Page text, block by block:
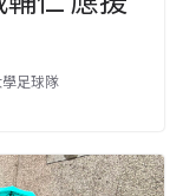
足球隊